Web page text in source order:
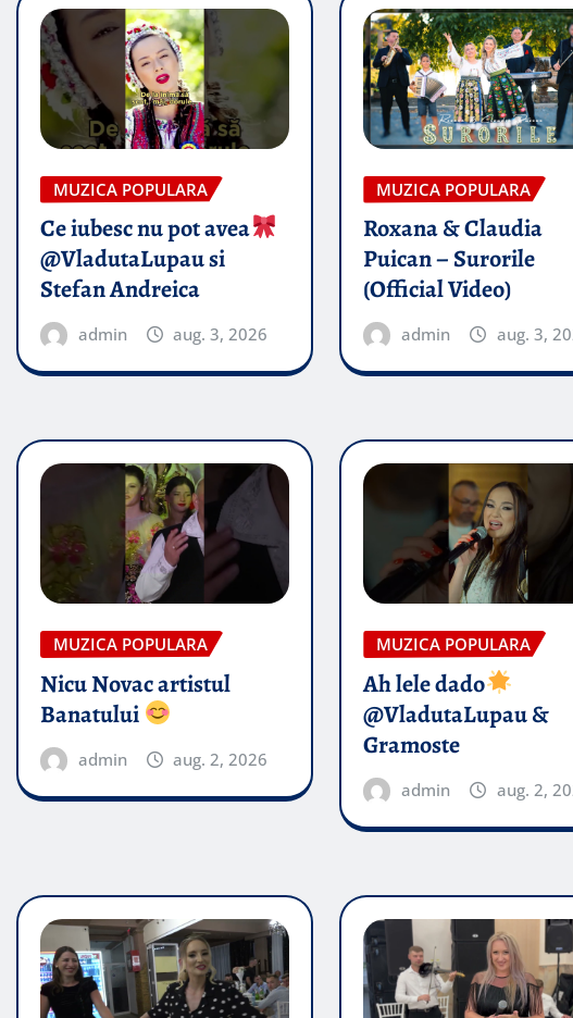
MUZICA POPULARA
Ce iubesc nu pot avea
@VladutaLupau si
Stefan Andreica
admin aug. 3, 2026
MUZICA POPULARA
Roxana & Claudia
Puican – Surorile
(Official Video)
admin aug. 3,
MUZICA POPULARA
Nicu Novac artistul
Banatului
admin aug. 2, 2026
MUZICA POPULARA
Ah lele dado​
@VladutaLupau &
Gramoste
admin aug. 2,